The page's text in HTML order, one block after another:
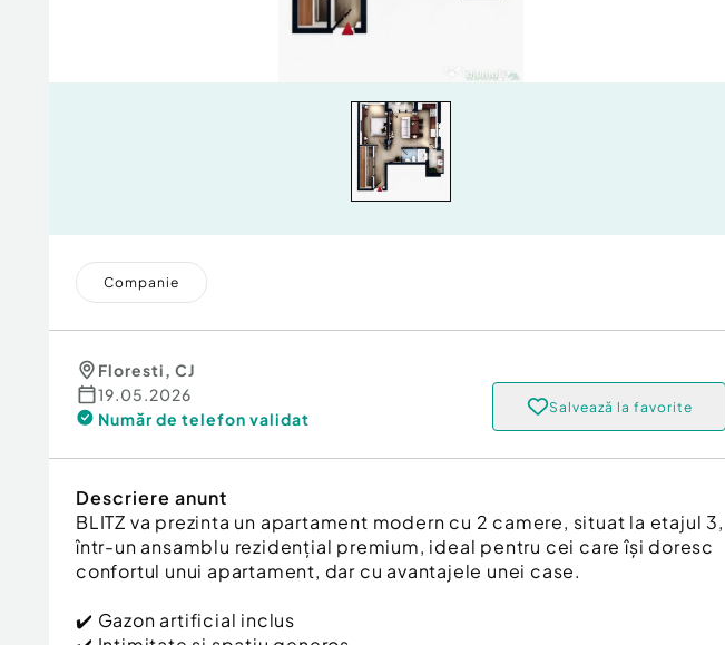
Companie
Floresti, CJ
19.05.2026
Număr de telefon validat
Salvează la favorite
Descriere anunt
BLITZ va prezinta un apartament modern cu 2 camere, situat la etajul 3,
într-un ansamblu rezidențial premium, ideal pentru cei care își doresc
confortul unui apartament, dar cu avantajele unei case.
✔️ Gazon artificial inclus